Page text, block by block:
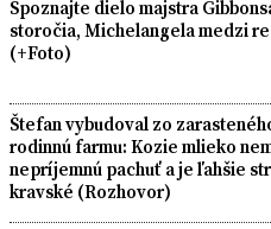
Spoznajte dielo majstra
storočia, Michelangela medzi
(+Foto)
Štefan vybudoval zo
rodinnú farmu: Kozie mlieko
nepríjemnú pachuť a je ľahšie
kravské (Rozhovor)